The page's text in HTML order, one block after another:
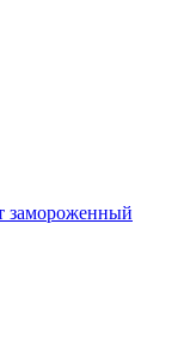
замороженный